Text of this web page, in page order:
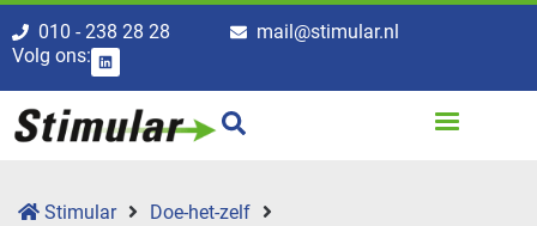
010 - 238 28 28
mail@stimular.nl
Volg ons:
Stimular
Doe-het-zelf